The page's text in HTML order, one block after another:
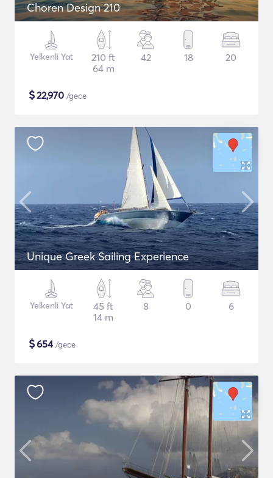
Choren Design 210
Yelkenli Yat
210 ft
64 m
42 18 20
$22,970 /gece
Unique Greek Sailing Experience
Yelkenli Yat
45 ft
14 m
8 0 6
$654/gece